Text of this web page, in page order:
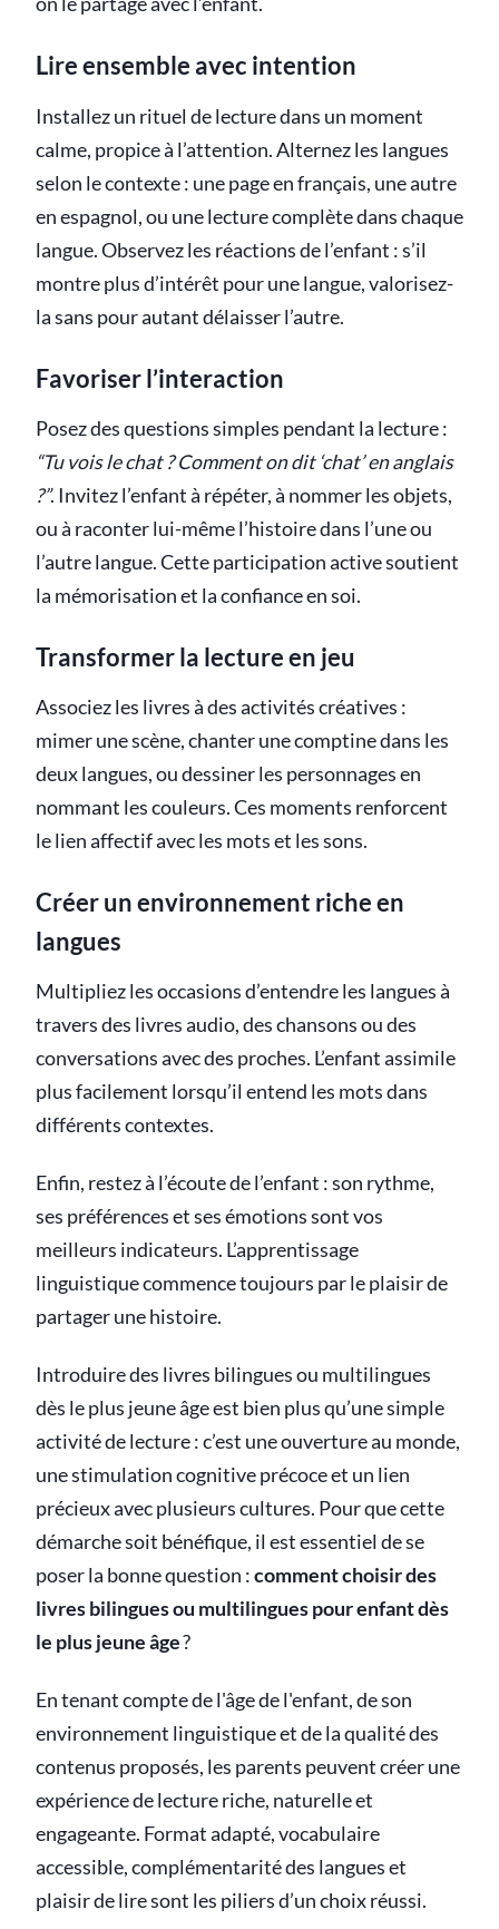
Lire ensemble avec intention
Installez un rituel de lecture dans un moment
calme, propice à l’attention. Alternez les langues
selon le contexte : une page en français, une autre
en espagnol, ou une lecture complète dans chaque
langue. Observez les réactions de l’enfant : s’il
montre plus d’intérêt pour une langue, valorisez-
la sans pour autant délaisser l’autre.
Favoriser l’interaction
Posez des questions simples pendant la lecture :
“Tu vois le chat ? Comment on dit ‘chat’ en anglais
?”. Invitez l’enfant à répéter, à nommer les objets,
ou à raconter lui-même l’histoire dans l’une ou
l’autre langue. Cette participation active soutient
la mémorisation et la confiance en soi.
Transformer la lecture en jeu
Associez les livres à des activités créatives :
mimer une scène, chanter une comptine dans les
deux langues, ou dessiner les personnages en
nommant les couleurs. Ces moments renforcent
le lien affectif avec les mots et les sons.
Créer un environnement riche en
langues
Multipliez les occasions d’entendre les langues à
travers des livres audio, des chansons ou des
conversations avec des proches. L’enfant assimile
plus facilement lorsqu’il entend les mots dans
différents contextes.
Enfin, restez à l’écoute de l’enfant : son rythme,
ses préférences et ses émotions sont vos
meilleurs indicateurs. L’apprentissage
linguistique commence toujours par le plaisir de
partager une histoire.
Introduire des livres bilingues ou multilingues
dès le plus jeune âge est bien plus qu’une simple
activité de lecture : c’est une ouverture au monde,
une stimulation cognitive précoce et un lien
précieux avec plusieurs cultures. Pour que cette
démarche soit bénéfique, il est essentiel de se
poser la bonne question :comment choisir des
livres bilingues ou multilingues pour enfant dès
le plus jeune âge?
En tenant compte de l'âge de l'enfant, de son
environnement linguistique et de la qualité des
contenus proposés, les parents peuvent créer une
expérience de lecture riche, naturelle et
engageante. Format adapté, vocabulaire
accessible, complémentarité des langues et
plaisir de lire sont les piliers d’un choix réussi.